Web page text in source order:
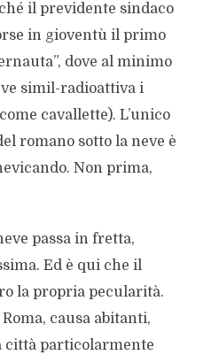
il previdente sindaco
in gioventù il primo
dove al minimo
simil-radioattiva i
cavallette). L’unico
romano sotto la neve è
Non prima,
passa in fretta,
Ed è qui che il
la propria pecularità.
causa abitanti,
città particolarmente